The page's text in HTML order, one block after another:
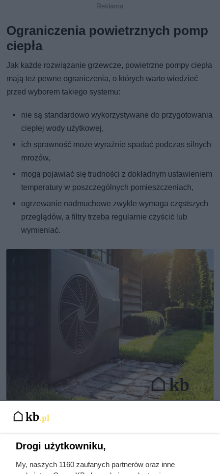
Ograniczenia powietrznych pomp
ciepła
Jak każde rozwiązanie grzewcze, powietrzne pompy ciepła
mają też pewne ograniczenia, o których warto wiedzieć
przed wyborem takiego systemu:
nie są standardowo wykorzystywane do przygotowania
ciepłej wody użytkowej,
ich sprawność może wyraźnie spadać podczas silnych
mrozów,
mogą pojawiać się trudności z dokładnym ustawieniem
temperatury w poszczególnych pomieszczeniach,
ogrzewanie nadmuchowe zwykle wymaga częstszych
przeglądów, a filtry trzeba regularnie czyścić lub
wymieniać.
energii cieplnej z powietrza, fot. Nancy Pauwels
Pompa ciepła powietrze-woda
Drogi użytkowniku,
My, naszych 1160 zaufanych partnerów oraz inne